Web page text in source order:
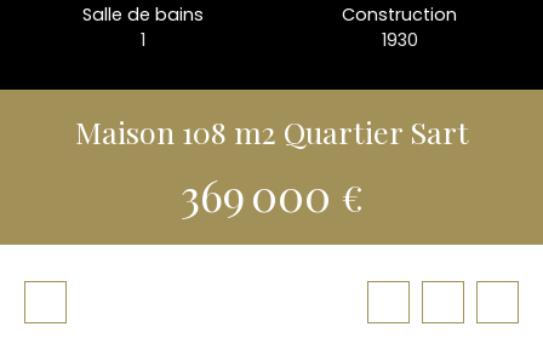
Salle de bains
1
Construction
1930
Maison 108 m2 Quartier Sart
369 000 €